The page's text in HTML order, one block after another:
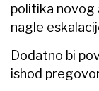
politika novog
nagle
Dodatno bi
ishod